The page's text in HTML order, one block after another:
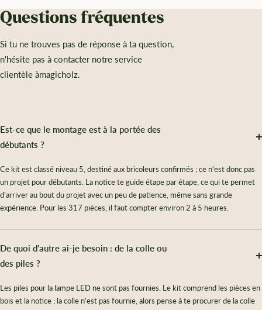
Questions fréquentes
Si tu ne trouves pas de réponse à ta question,
n'hésite pas à contacter notre service
clientèle àmagicholz.
Est-ce que le montage est à la portée des
débutants ?
Ce kit est classé niveau 5, destiné aux bricoleurs confirmés ; ce n'est donc pas
un projet pour débutants. La notice te guide étape par étape, ce qui te permet
d'arriver au bout du projet avec un peu de patience, même sans grande
expérience. Pour les 317 pièces, il faut compter environ 2 à 5 heures.
De quoi d'autre ai-je besoin : de la colle ou
des piles ?
Les piles pour la lampe LED ne sont pas fournies. Le kit comprend les pièces en
bois et la notice ; la colle n'est pas fournie, alors pense à te procurer de la colle